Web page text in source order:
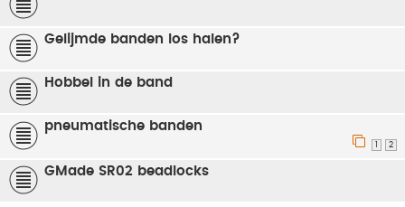
Gelijmde banden los halen?
Hobbel in de band
pneumatische banden
2
GMade SR02 beadlocks